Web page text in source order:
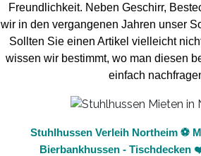
Freundlichkeit. Neben Geschirr,
wir in den vergangenen Jahren unser
Sollten Sie einen Artikel vielleicht
wissen wir bestimmt, wo man diesen
einfach
Stuhlhussen Verleih Northeim ⚽
Bierbankhussen - Tischdecken